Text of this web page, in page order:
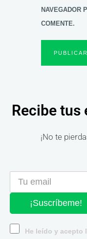
NAVEGADOR
COMENTE.
Recibe tus
¡No te
¡Suscríbeme!
He leído y